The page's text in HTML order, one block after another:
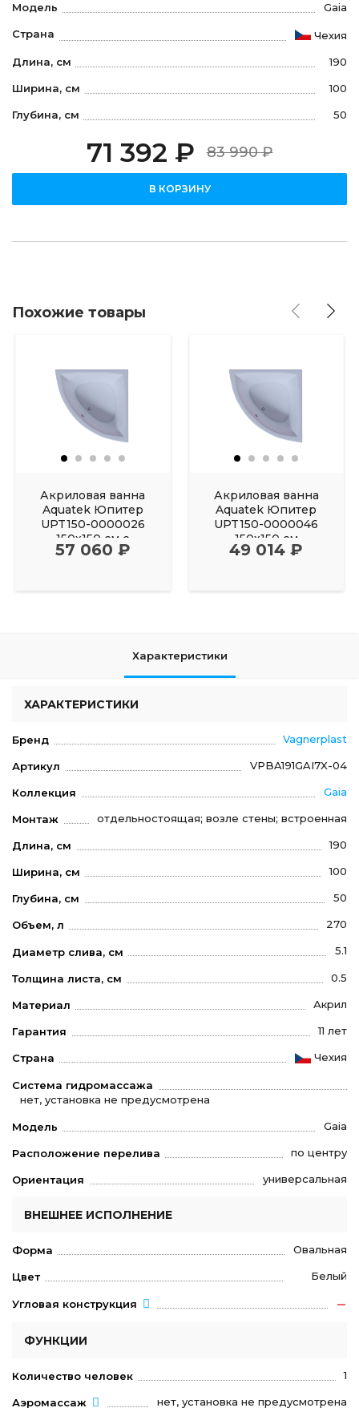
Модель Gaia
Страна Чехия
Длина, см 190
Ширина, см 100
Глубина, см 50
71 392 ₽ 83 990 ₽
В КОРЗИНУ
Похожие товары
Акриловая ванна
Aquatek Юпитер
UPT150-0000026
150х150 см с
фронтальным
57 060 ₽
Акриловая ванна
Aquatek Юпитер
UPT150-0000046
150х150 см
49 014 ₽
Характеристики
ХАРАКТЕРИСТИКИ
Бренд Vagnerplast
Артикул VPBA191GAI7X-04
Коллекция Gaia
Монтаж отдельностоящая; возле стены; встроенная
Длина, см 190
Ширина, см 100
Глубина, см 50
Объем, л 270
Диаметр слива, см 5.1
Толщина листа, см 0.5
Материал Акрил
Гарантия 11 лет
Страна Чехия
Система гидромассажа
нет, установка не предусмотрена
Модель Gaia
Расположение перелива по центру
Ориентация универсальная
ВНЕШНЕЕ ИСПОЛНЕНИЕ
Форма Овальная
Цвет Белый
Угловая конструкция
ФУНКЦИИ
Количество человек 1
Аэромассаж нет, установка не предусмотрена